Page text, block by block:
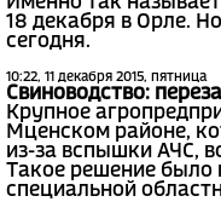
18 декабря в Орле.
сегодня.
10:22, 11 декабря 2015, пятница
Свиноводство:
Крупное
Мценском районе,
из-за вспышки АЧС,
Такое решение было
специальной